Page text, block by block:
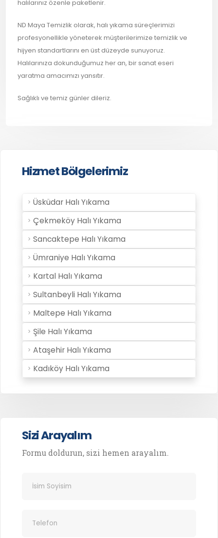
halılarınız özenle paketlenir.
ND Maya Temizlik olarak, halı yıkama süreçlerimizi
profesyonellikle yöneterek müşterilerimize temizlik ve
hijyen standartlarını en üst düzeyde sunuyoruz.
Halılarınıza dokunduğumuz her an, bir sanat eseri
yaratma amacımızı yansıtır.
Sağlıklı ve temiz günler dileriz.
Hizmet Bölgelerimiz
Üsküdar Halı Yıkama
Çekmeköy Halı Yıkama
Sancaktepe Halı Yıkama
Ümraniye Halı Yıkama
Kartal Halı Yıkama
Sultanbeyli Halı Yıkama
Maltepe Halı Yıkama
Şile Halı Yıkama
Ataşehir Halı Yıkama
Kadıköy Halı Yıkama
Sizi Arayalım
Formu doldurun, sizi hemen arayalım.